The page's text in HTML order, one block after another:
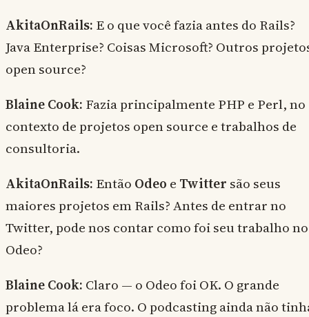
AkitaOnRails: E o que você fazia antes do Rails?
Java Enterprise? Coisas Microsoft? Outros
open source?
Blaine Cook: Fazia principalmente PHP e Perl, no
contexto de projetos open source e trabalhos de
consultoria.
AkitaOnRails: Então Odeo e Twitter são seus
maiores projetos em Rails? Antes de entrar no
Twitter, pode nos contar como foi seu trabalho no
Odeo?
Blaine Cook: Claro — o Odeo foi OK. O grande
problema lá era foco. O podcasting ainda não